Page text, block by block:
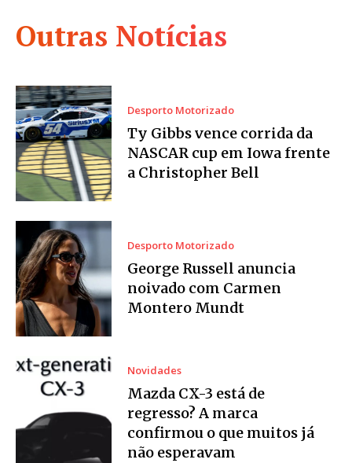
Outras Notícias
Desporto Motorizado
Ty Gibbs vence corrida da
NASCAR cup em Iowa frente
a Christopher Bell
Desporto Motorizado
George Russell anuncia
noivado com Carmen
Montero Mundt
Novidades
Mazda CX-3 está de
regresso? A marca
confirmou o que muitos já
não esperavam